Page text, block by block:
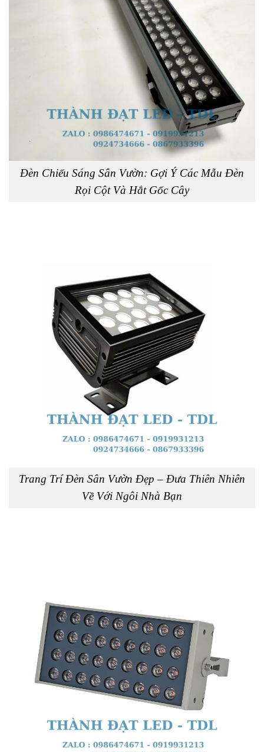
Đèn Chiếu Sáng Sân Vườn: Gợi Ý Các Mẫu Đèn
Rọi Cột Và Hắt Gốc Cây
Trang Trí Đèn Sân Vườn Đẹp – Đưa Thiên Nhiên
Về Với Ngôi Nhà Bạn